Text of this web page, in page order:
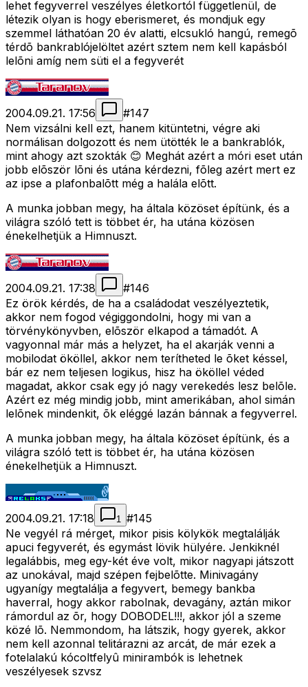
lehet fegyverrel veszélyes életkortól függetlenül, de
létezik olyan is hogy eberismeret, és mondjuk egy
szemmel láthatóan 20 év alatti, elcsukló hangú, remegõ
térdõ bankrablójelöltet azért sztem nem kell kapásból
lelõni amíg nem süti el a fegyverét
2004.09.21. 17:56 #147
Nem vizsálni kell ezt, hanem kitüntetni, végre aki
normálisan dolgozott és nem ütötték le a bankrablók,
mint ahogy azt szokták 😊 Meghát azért a móri eset után
jobb elõször lõni és utána kérdezni, fõleg azért mert ez
az ipse a plafonbalõtt még a halála elõtt.
A munka jobban megy, ha általa közöset építünk, és a
világra szóló tett is többet ér, ha utána közösen
énekelhetjük a Himnuszt.
2004.09.21. 17:38 #146
Ez örök kérdés, de ha a családodat veszélyeztetik,
akkor nem fogod végiggondolni, hogy mi van a
törvénykönyvben, elõször elkapod a támadót. A
vagyonnal már más a helyzet, ha el akarják venni a
mobilodat ököllel, akkor nem terítheted le õket késsel,
bár ez nem teljesen logikus, hisz ha ököllel véded
magadat, akkor csak egy jó nagy verekedés lesz belõle.
Azért ez még mindig jobb, mint amerikában, ahol simán
lelõnek mindenkit, õk eléggé lazán bánnak a fegyverrel.
A munka jobban megy, ha általa közöset építünk, és a
világra szóló tett is többet ér, ha utána közösen
énekelhetjük a Himnuszt.
2004.09.21. 17:18 1 #145
Ne vegyél rá mérget, mikor pisis kölykök megtalálják
apuci fegyverét, és egymást lövik hülyére. Jenkiknél
legalábbis, meg egy-két éve volt, mikor nagyapi játszott
az unokával, majd szépen fejbelõtte. Minivagány
ugyanígy megtalálja a fegyvert, bemegy bankba
haverral, hogy akkor rabolnak, devagány, aztán mikor
rámordul az õr, hogy DOBODEL!!!, akkor jól a szeme
közé lõ. Nemmondom, ha látszik, hogy gyerek, akkor
nem kell azonnal telitárazni az arcát, de már ezek a
fotelalakú kócoltfelyû minirambók is lehetnek
veszélyesek szvsz